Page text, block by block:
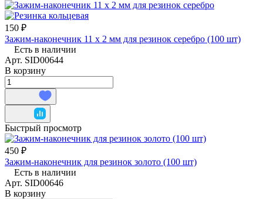
150 ₽
Зажим-наконечник 11 х 2 мм для резинок серебро (100 шт)
Есть в наличии
Арт. SID00644
В корзину
Быстрый просмотр
450 ₽
Зажим-наконечник для резинок золото (100 шт)
Есть в наличии
Арт. SID00646
В корзину